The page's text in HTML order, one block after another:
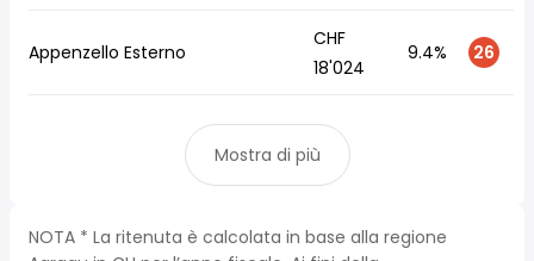
Appenzello Esterno
CHF
18'024
9.4% 26
Mostra di più
NOTA * La ritenuta è calcolata in base alla regione